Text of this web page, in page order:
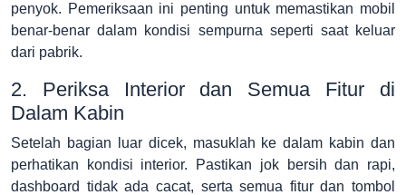
penyok. Pemeriksaan ini penting untuk memastikan mobil
benar-benar dalam kondisi sempurna seperti saat keluar
dari pabrik.
2. Periksa Interior dan Semua Fitur di
Dalam Kabin
Setelah bagian luar dicek, masuklah ke dalam kabin dan
perhatikan kondisi interior. Pastikan jok bersih dan rapi,
dashboard tidak ada cacat, serta semua fitur dan tombol